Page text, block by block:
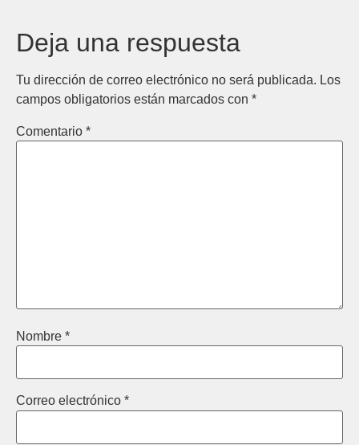
Deja una respuesta
Tu dirección de correo electrónico no será publicada. Los
campos obligatorios están marcados con *
Comentario *
Nombre *
Correo electrónico *